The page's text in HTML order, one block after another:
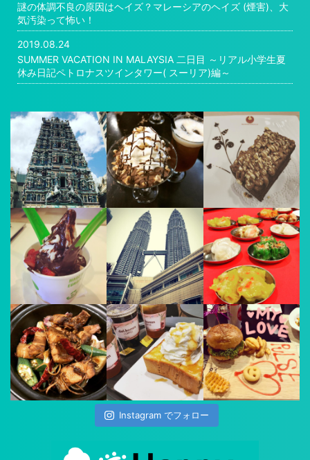
謎の体調不良の原因はヘイズ？マレーシアのヘイズ (煙害)、大
気汚染って怖い！
2019.08.24
SUMMER VACATION IN MALAYSIA 二日目 ～リアル小学生夏
休み日記ペトロナスツインタワー( スーリア)編～
Instagram でフォロー